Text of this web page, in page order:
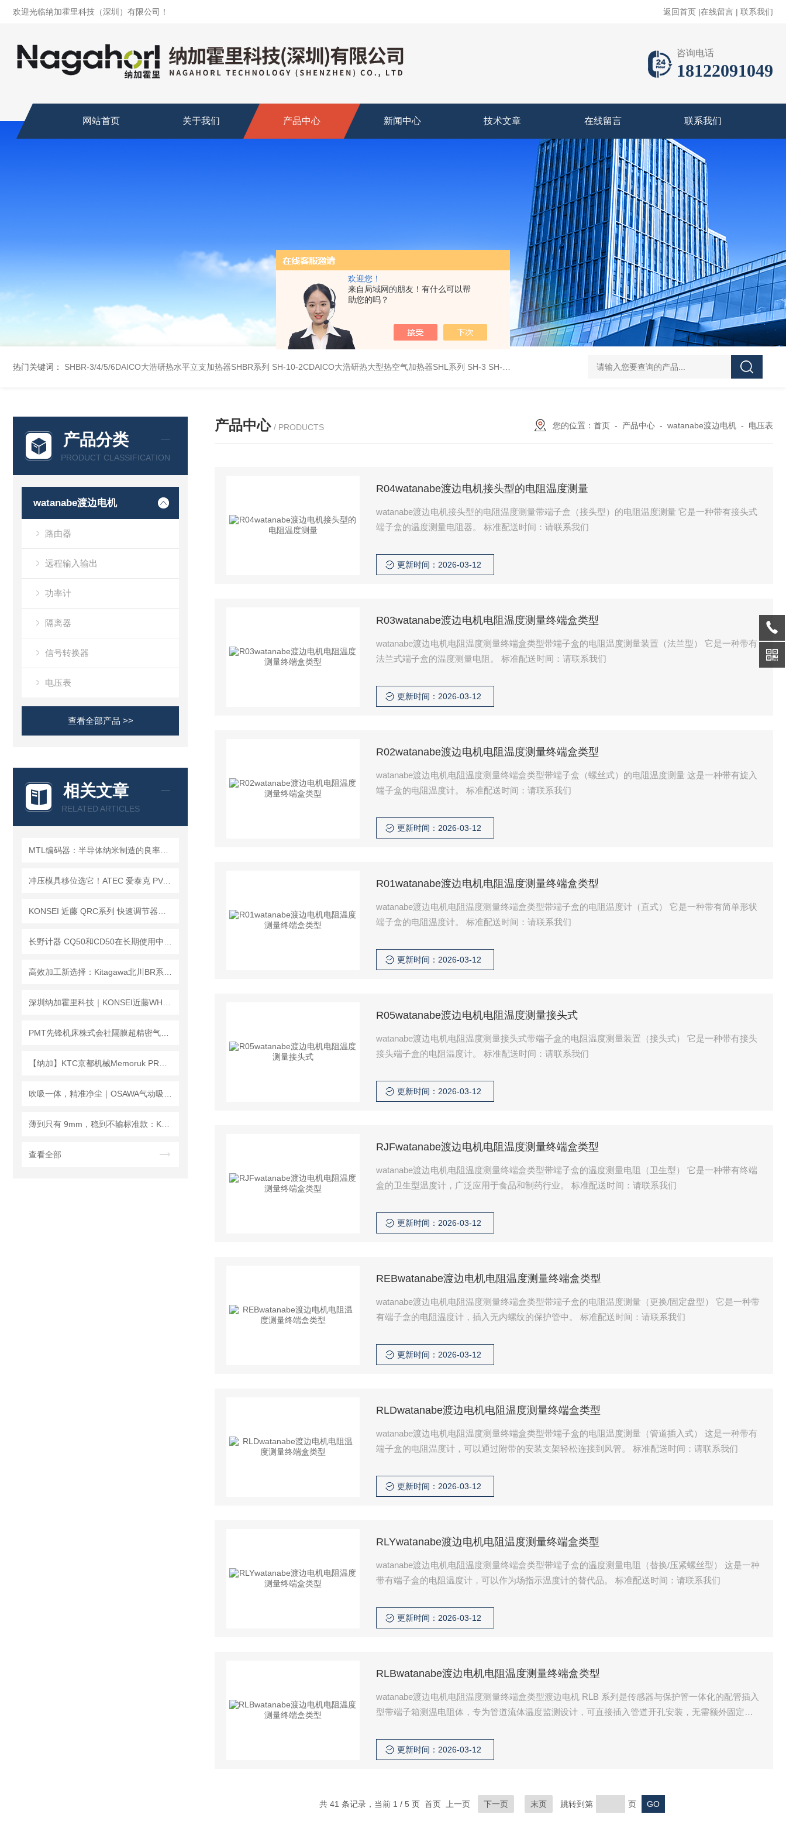
欢迎您！
来自局域网的朋友！有什么可以帮
助您的吗？
欢迎光临纳加霍里科技（深圳）有限公司！ 返回首页 |在线留言 | 联系我们
咨询电话
18122091049
网站首页 关于我们 产品中心 新闻中心 技术文章 在线留言 联系我们
热门关键词： SHBR-3/4/5/6DAICO大浩研热水平立支加热器SHBR系列 SH-10-2CDAICO大浩研热大型热空气加热器SHL系列 SH-3 SH-4DAICO大浩研热水平热空气产生加热器SH系列 L-00/01/02/03DAICO大浩研
产品分类
PRODUCT CLASSIFICATION
watanabe渡边电机
路由器
远程输入输出
功率计
隔离器
信号转换器
电压表
查看全部产品 >>
相关文章
RELATED ARTICLES
冲压模具移位选它！ATEC 爱泰克 PV-CAM 系列凸轮销孔万向球
查看全部
产品中心 / PRODUCTS 您的位置： 首页 - 产品中心 - watanabe渡边电机 - 电压表
R04watanabe渡边电机接头型的电阻温度测量
watanabe渡边电机接头型的电阻温度测量带端子盒（接头型）的电阻温度测量 它是一种带有接头式
端子盒的温度测量电阻器。 标准配送时间：请联系我们
更新时间：2026-03-12
R03watanabe渡边电机电阻温度测量终端盒类型
watanabe渡边电机电阻温度测量终端盒类型带端子盒的电阻温度测量装置（法兰型） 它是一种带有
法兰式端子盒的温度测量电阻。 标准配送时间：请联系我们
更新时间：2026-03-12
R02watanabe渡边电机电阻温度测量终端盒类型
watanabe渡边电机电阻温度测量终端盒类型带端子盒（螺丝式）的电阻温度测量 这是一种带有旋入
端子盒的电阻温度计。 标准配送时间：请联系我们
更新时间：2026-03-12
R01watanabe渡边电机电阻温度测量终端盒类型
watanabe渡边电机电阻温度测量终端盒类型带端子盒的电阻温度计（直式） 它是一种带有简单形状
端子盒的电阻温度计。 标准配送时间：请联系我们
更新时间：2026-03-12
R05watanabe渡边电机电阻温度测量接头式
watanabe渡边电机电阻温度测量接头式带端子盒的电阻温度测量装置（接头式） 它是一种带有接头
接头端子盒的电阻温度计。 标准配送时间：请联系我们
更新时间：2026-03-12
RJFwatanabe渡边电机电阻温度测量终端盒类型
watanabe渡边电机电阻温度测量终端盒类型带端子盒的温度测量电阻（卫生型） 它是一种带有终端
盒的卫生型温度计，广泛应用于食品和制药行业。 标准配送时间：请联系我们
更新时间：2026-03-12
REBwatanabe渡边电机电阻温度测量终端盒类型
watanabe渡边电机电阻温度测量终端盒类型带端子盒的电阻温度测量（更换/固定盘型） 它是一种带
有端子盒的电阻温度计，插入无内螺纹的保护管中。 标准配送时间：请联系我们
更新时间：2026-03-12
RLDwatanabe渡边电机电阻温度测量终端盒类型
watanabe渡边电机电阻温度测量终端盒类型带端子盒的电阻温度测量（管道插入式） 这是一种带有
端子盒的电阻温度计，可以通过附带的安装支架轻松连接到风管。 标准配送时间：请联系我们
更新时间：2026-03-12
RLYwatanabe渡边电机电阻温度测量终端盒类型
watanabe渡边电机电阻温度测量终端盒类型带端子盒的温度测量电阻（替换/压紧螺丝型） 这是一种
带有端子盒的电阻温度计，可以作为场指示温度计的替代品。 标准配送时间：请联系我们
更新时间：2026-03-12
RLBwatanabe渡边电机电阻温度测量终端盒类型
watanabe渡边电机电阻温度测量终端盒类型渡边电机 RLB 系列是传感器与保护管一体化的配管插入
型带端子箱测温电阻体，专为管道流体温度监测设计，可直接插入管道开孔安装，无需额外固定
更新时间：2026-03-12
共 41 条记录，当前 1 / 5 页 首页 上一页 下一页 末页 跳转到第 页